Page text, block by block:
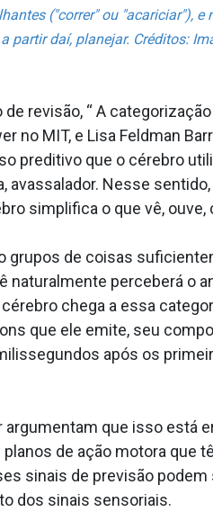
("correr" ou "acariciar"),
partir daí, planejar. Créditos:
de revisão, “ A
no MIT, e Lisa Feldman
preditivo que o cérebro
avassalador. Nesse
simplifica o que vê, ouve,
grupos de coisas
naturalmente perceberá o
chega a essa
que ele emite, seu
após os
argumentam que isso está
de ação motora que
sinais de previsão
dos sinais sensoriais.